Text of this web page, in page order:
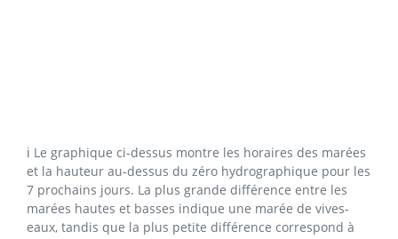
ℹ️ Le graphique ci-dessus montre les horaires des marées
et la hauteur au-dessus du zéro hydrographique pour les
7 prochains jours. La plus grande différence entre les
marées hautes et basses indique une marée de vives-
eaux, tandis que la plus petite différence correspond à